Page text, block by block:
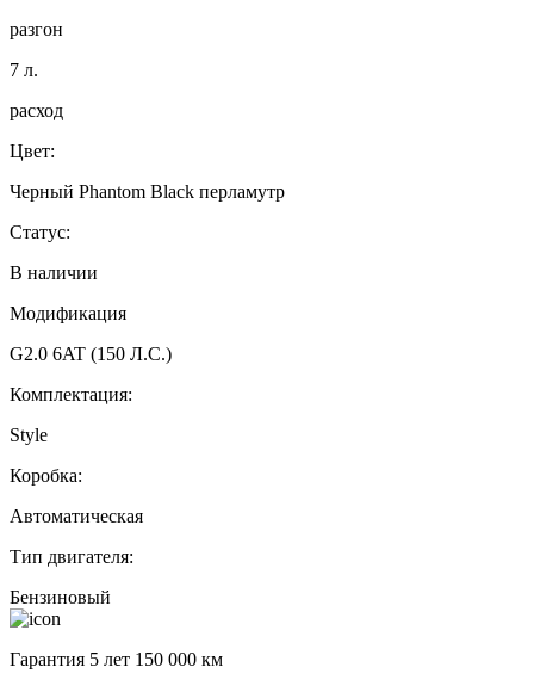
разгон
7 л.
расход
Цвет:
Черный Phantom Black перламутр
Статус:
В наличии
Модификация
G2.0 6AT (150 Л.С.)
Комплектация:
Style
Коробка:
Автоматическая
Тип двигателя:
Бензиновый
Гарантия 5 лет 150 000 км